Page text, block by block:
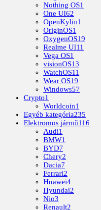
Nothing OS1
One UI62
OpenKylin1
OriginOS1
OxygenOS19
Realme UI11
Vega OS1
visionOS13
WatchOS11
Wear OS19
Windows57
Crypto1
Worldcoin1
Egyéb kategória235
Elektromos jármű116
Audi1
BMW1
BYD7
Chery2
Dacia7
Ferrari2
Huawei4
Hyundai2
Nio3
Renault2